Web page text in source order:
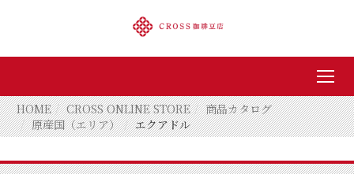
HOME CROSS ONLINE STORE
商品カタログ
原産国（エリア）
エクアドル